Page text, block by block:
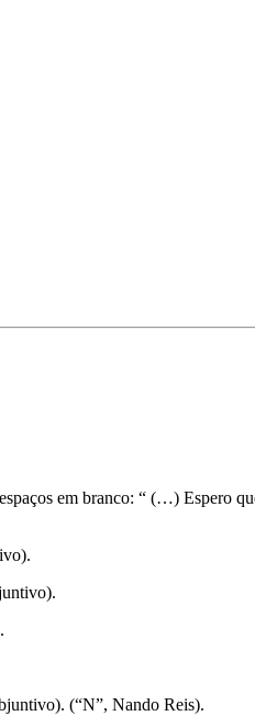
em branco: “ (…) Espero
(“N”, Nando Reis).